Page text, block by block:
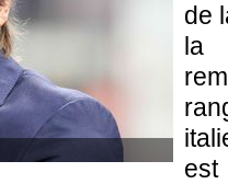
de
la